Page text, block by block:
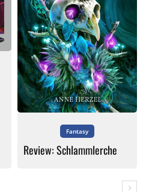
Fantasy
Review: Schlammlerche